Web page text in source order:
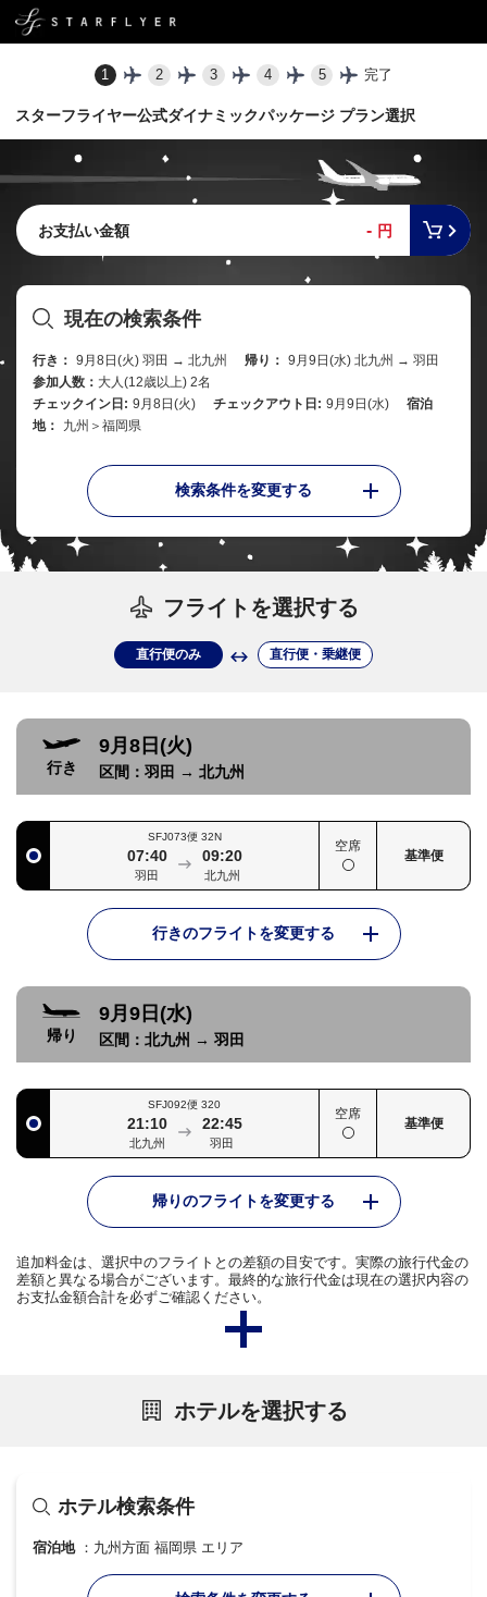
1 2 3 4 5 完了
スターフライヤー公式ダイナミックパッケージ プラン選択
お支払い金額 - 円
現在の検索条件
行き： 9月8日(火) 羽田 → 北九州 帰り： 9月9日(水) 北九州 → 羽田
参加人数： 大人(12歳以上) 2名
チェックイン日: 9月8日(火) チェックアウト日: 9月9日(水)
宿泊
地：
九州＞福岡県
検索条件を変更する
フライトを選択する
直行便のみ 直行便・乗継便
行き
9月8日(火)
区間： 羽田 → 北九州
SFJ073便 32N
07:40
羽田
09:20
北九州
空席
基準便
行きのフライトを変更する
帰り
9月9日(水)
区間： 北九州 → 羽田
SFJ092便 320
21:10
北九州
22:45
羽田
空席
基準便
帰りのフライトを変更する
追加料金は、選択中のフライトとの差額の目安です。実際の旅行代金の
差額と異なる場合がございます。最終的な旅行代金は現在の選択内容の
お支払金額合計を必ずご確認ください。
ホテルを選択する
ホテル検索条件
宿泊地 九州方面 福岡県 エリア